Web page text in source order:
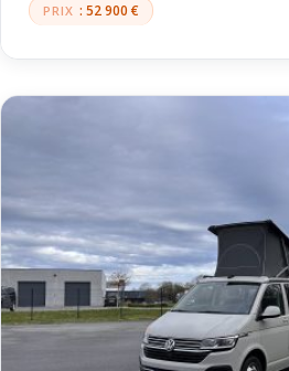
: 52 900 €